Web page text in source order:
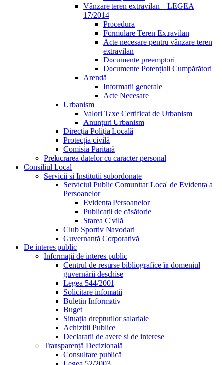
Vânzare teren extravilan – LEGEA
17/2014
Procedura
Formulare Teren Extravilan
Acte necesare pentru vânzare teren
extravilan
Documente preemptori
Documente Potențiali Cumpărători
Arendă
Informații generale
Acte Necesare
Urbanism
Valori Taxe Certificat de Urbanism
Anunțuri Urbanism
Direcția Poliția Locală
Protecția civilă
Comisia Paritară
Prelucrarea datelor cu caracter personal
Consiliul Local
Servicii si Institutii subordonate
Serviciul Public Comunitar Local de Evidența a
Persoanelor
Evidența Persoanelor
Publicații de căsătorie
Starea Civilă
Club Sportiv Navodari
Guvernanță Corporativă
De interes public
Informații de interes public
Centrul de resurse bibliografice în domeniul
guvernării deschise
Legea 544/2001
Solicitare infomatii
Buletin Informativ
Buget
Situația drepturilor salariale
Achizitii Publice
Declarații de avere si de interese
Transparență Decizională
Consultare publică